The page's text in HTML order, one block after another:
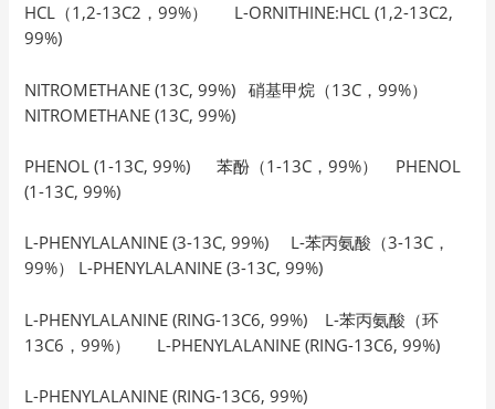
HCL（1,2-13C2，99%） L-ORNITHINE:HCL (1,2-13C2,
99%)
NITROMETHANE (13C, 99%) 硝基甲烷（13C，99%）
NITROMETHANE (13C, 99%)
PHENOL (1-13C, 99%) 苯酚（1-13C，99%） PHENOL
(1-13C, 99%)
L-PHENYLALANINE (3-13C, 99%) L-苯丙氨酸（3-13C，
99%） L-PHENYLALANINE (3-13C, 99%)
L-PHENYLALANINE (RING-13C6, 99%) L-苯丙氨酸（环
13C6，99%） L-PHENYLALANINE (RING-13C6, 99%)
L-PHENYLALANINE (RING-13C6, 99%)